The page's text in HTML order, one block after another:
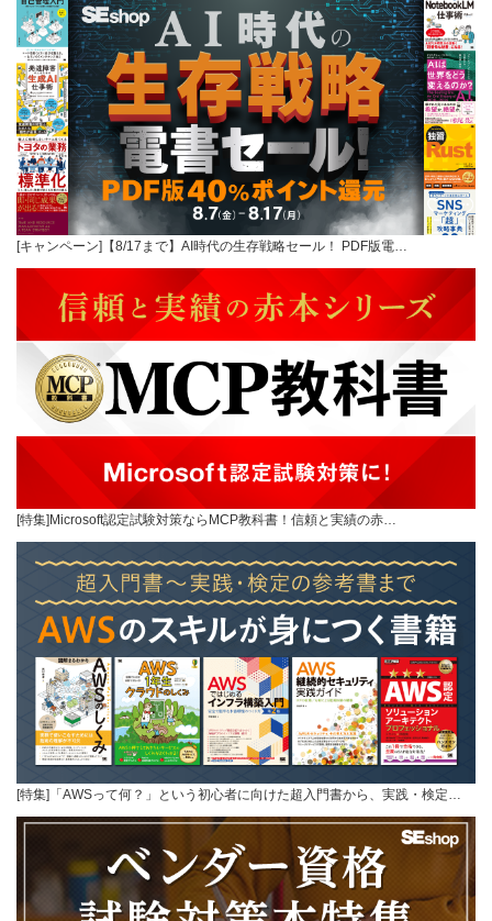
[キャンペーン]【8/17まで】AI時代の生存戦略セール！ PDF版電…
[特集]Microsoft認定試験対策ならMCP教科書！信頼と実績の赤…
[特集]「AWSって何？」という初心者に向けた超入門書から、実践・検定…